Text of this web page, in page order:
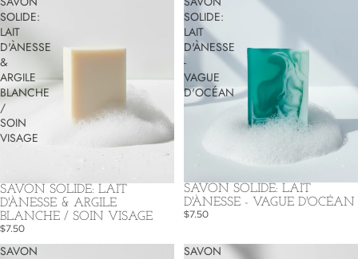
SOLIDE:
LAIT
D'ÀNESSE
&
ARGILE
BLANCHE
/
SOIN
VISAGE
SAVON SOLIDE: LAIT
D'ÀNESSE & ARGILE
BLANCHE / SOIN VISAGE
$7.50
SOLIDE:
LAIT
D'ÀNESSE
-
VAGUE
D'OCÉAN
SAVON SOLIDE: LAIT
D'ÀNESSE - VAGUE D'OCÉAN
$7.50
SAVON
SAVON